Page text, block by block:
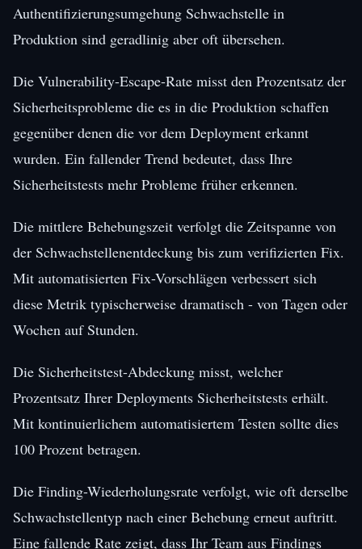
Authentifizierungsumgehung Schwachstelle in
Produktion sind geradlinig aber oft übersehen.
Die Vulnerability-Escape-Rate misst den Prozentsatz der
Sicherheitsprobleme die es in die Produktion schaffen
gegenüber denen die vor dem Deployment erkannt
wurden. Ein fallender Trend bedeutet, dass Ihre
Sicherheitstests mehr Probleme früher erkennen.
Die mittlere Behebungszeit verfolgt die Zeitspanne von
der Schwachstellenentdeckung bis zum verifizierten Fix.
Mit automatisierten Fix-Vorschlägen verbessert sich
diese Metrik typischerweise dramatisch - von Tagen oder
Wochen auf Stunden.
Die Sicherheitstest-Abdeckung misst, welcher
Prozentsatz Ihrer Deployments Sicherheitstests erhält.
Mit kontinuierlichem automatisiertem Testen sollte dies
100 Prozent betragen.
Die Finding-Wiederholungsrate verfolgt, wie oft derselbe
Schwachstellentyp nach einer Behebung erneut auftritt.
Eine fallende Rate zeigt, dass Ihr Team aus Findings